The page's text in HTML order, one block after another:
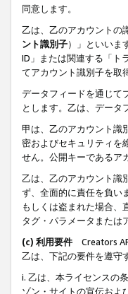
同意します。
乙は、乙のアカウントの
ント識別子）」といいま
ID」または関連する「ト
てアカウント識別子を取
データフィードを通じて
とします。乙は、データ
甲は、乙のアカウント識
密およびセキュリティを
せん。公開キーであるア
乙は、乙のアカウント識
ず、全面的に責任を負い
もしくは盗まれた場合、
タグ・パラメータまたは
(c) 利用要件 Creators
乙は、下記の要件を遵守
i. 乙は、本ライセンスの
ゾン・サイトの宣伝およ